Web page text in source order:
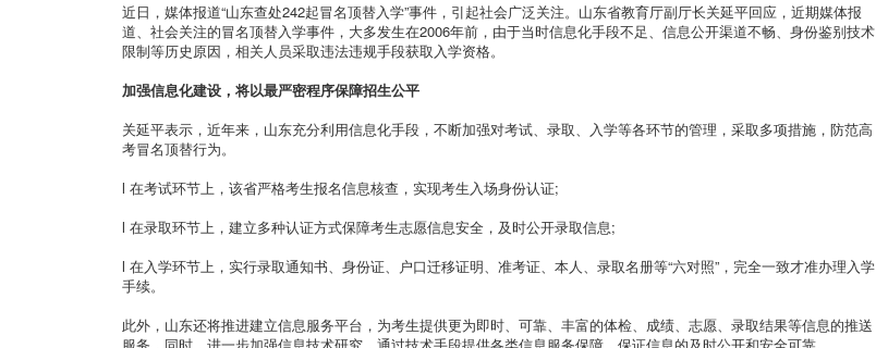
近日，媒体报道“山东查处242起冒名顶替入学”事件，引起社会广泛关注。山东省教育厅副厅长关延平回应，近期媒体报
道、社会关注的冒名顶替入学事件，大多发生在2006年前，由于当时信息化手段不足、信息公开渠道不畅、身份鉴别技术
限制等历史原因，相关人员采取违法违规手段获取入学资格。
加强信息化建设，将以最严密程序保障招生公平
关延平表示，近年来，山东充分利用信息化手段，不断加强对考试、录取、入学等各环节的管理，采取多项措施，防范高
考冒名顶替行为。
l 在考试环节上，该省严格考生报名信息核查，实现考生入场身份认证;
l 在录取环节上，建立多种认证方式保障考生志愿信息安全，及时公开录取信息;
l 在入学环节上，实行录取通知书、身份证、户口迁移证明、准考证、本人、录取名册等“六对照”，完全一致才准办理入学
手续。
此外，山东还将推进建立信息服务平台，为考生提供更为即时、可靠、丰富的体检、成绩、志愿、录取结果等信息的推送